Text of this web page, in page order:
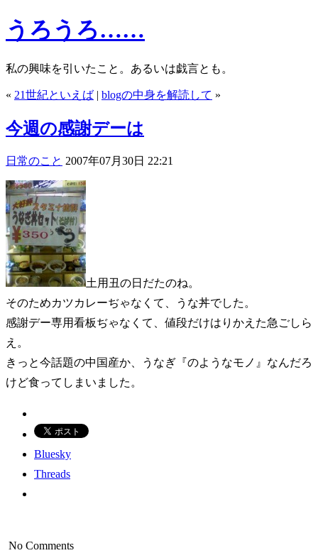
うろうろ……
私の興味を引いたこと。あるいは戯言とも。
« 21世紀といえば | blogの中身を解読して »
今週の感謝デーは
日常のこと 2007年07月30日 22:21
土用丑の日だたのね。
そのためカツカレーぢゃなくて、うな丼でした。
感謝デー専用看板ぢゃなくて、値段だけはりかえた急ごしら
え。
きっと今話題の中国産か、うなぎ『のようなモノ』なんだろ
けど食ってしまいました。
Bluesky
Threads
No Comments